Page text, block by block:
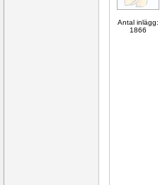
Antal inlägg:
1866